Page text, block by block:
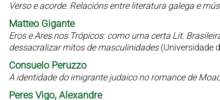
Verso e acorde. Relacións entre literatura galega e
Matteo Gigante
Eros e Ares nos Trópicos: como uma certa Lit.
dessacralizar mitos de masculinidades(Universidade
Consuelo Peruzzo
A identidade do imigrante judaico no romance de
Peres Vigo, Alexandre